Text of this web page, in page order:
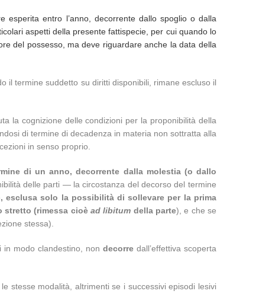
esperita entro l’anno, decorrente dallo spoglio o dalla
aspetti della presente fattispecie, per cui quando lo
del possesso, ma deve riguardare anche la data della
il termine suddetto su diritti disponibili, rimane escluso il
la cognizione delle condizioni per la proponibilità della
di termine di decadenza in materia non sottratta alla
in senso proprio.
di un anno, decorrente dalla molestia (o dallo
delle parti — la circostanza del decorso del termine
esclusa solo la possibilità di sollevare per la prima
stretto (rimessa cioè ad libitum della parte), e che se
stessa).
modo clandestino, non decorredall’effettiva scoperta
stesse modalità, altrimenti se i successivi episodi lesivi